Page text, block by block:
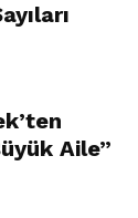
Aile”